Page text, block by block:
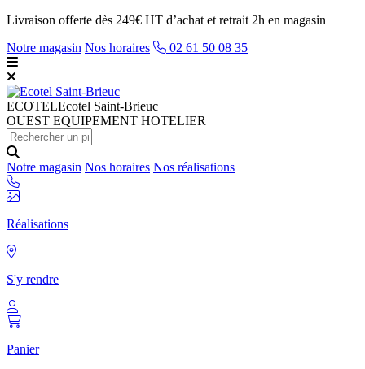
Livraison offerte dès 249€ HT d’achat et retrait 2h en magasin
Notre magasin Nos horaires 02 61 50 08 35
ECOTELEcotel Saint-Brieuc
OUEST EQUIPEMENT HOTELIER
Notre magasin Nos horaires Nos réalisations
Réalisations
S'y rendre
Panier